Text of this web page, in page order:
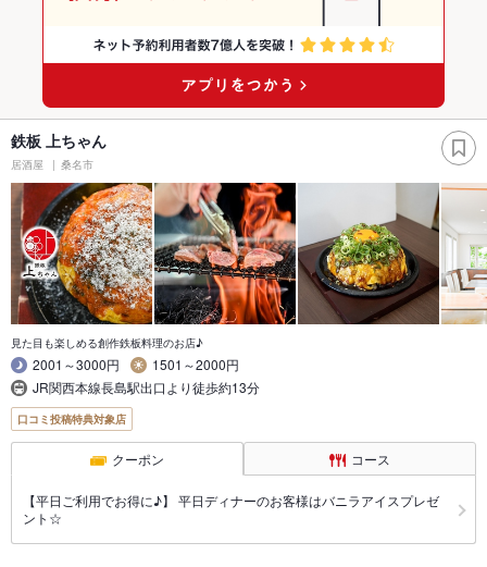
鉄板 上ちゃん
居酒屋 桑名市
見た目も楽しめる創作鉄板料理のお店♪
2001～3000円
1501～2000円
JR関西本線長島駅出口より徒歩約13分
口コミ投稿特典対象店
クーポン コース
【平日ご利用でお得に♪】 平日ディナーのお客様はバニラアイスプレゼ
ント☆